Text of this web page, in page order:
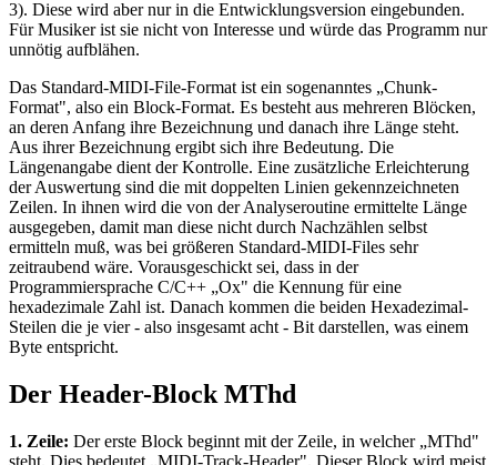
3). Diese wird aber nur in die Entwicklungsversion eingebunden.
Für Musiker ist sie nicht von Interesse und würde das Programm nur
unnötig aufblähen.
Das Standard-MIDI-File-Format ist ein sogenanntes „Chunk-
Format", also ein Block-Format. Es besteht aus mehreren Blöcken,
an deren Anfang ihre Bezeichnung und danach ihre Länge steht.
Aus ihrer Bezeichnung ergibt sich ihre Bedeutung. Die
Längenangabe dient der Kontrolle. Eine zusätzliche Erleichterung
der Auswertung sind die mit doppelten Linien gekennzeichneten
Zeilen. In ihnen wird die von der Analyseroutine ermittelte Länge
ausgegeben, damit man diese nicht durch Nachzählen selbst
ermitteln muß, was bei größeren Standard-MIDI-Files sehr
zeitraubend wäre. Vorausgeschickt sei, dass in der
Programmiersprache C/C++ „Ox" die Kennung für eine
hexadezimale Zahl ist. Danach kommen die beiden Hexadezimal-
Steilen die je vier - also insgesamt acht - Bit darstellen, was einem
Byte entspricht.
Der Header-Block MThd
1. Zeile: Der erste Block beginnt mit der Zeile, in welcher „MThd"
steht. Dies bedeutet „MIDI-Track-Header". Dieser Block wird meist